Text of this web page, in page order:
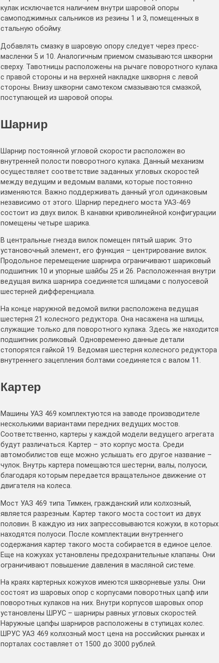
кулак исключается наличием внутри шаровой опоры
самоподжимных сальников из резины 1 и 3, помещенных в
стальную обойму.
Добавлять смазку в шаровую опору следует через пресс-
масленки 5 и 10. Аналогичным приемом смазываются шкворни
сверху. Тавотницы расположены на рычаге поворотного кулака
с правой стороны и на верхней накладке шкворня с левой
стороны. Внизу шкворни самотеком смазываются смазкой,
поступающей из шаровой опоры.
Шарнир
Шарнир постоянной угловой скорости расположен во
внутренней полости поворотного кулака. Данный механизм
осуществляет соответствие заданных угловых скоростей
между ведущим и ведомым валами, которые постоянно
изменяются. Важно поддерживать данный угол одинаковым
независимо от этого. Шарнир переднего моста УАЗ-469
состоит из двух вилок. В канавки криволинейной конфигурации
помещены четыре шарика.
В центральные гнезда вилок помещен пятый шарик. Это
установочный элемент, его функция – центрирование вилок.
Продольное перемещение шарнира ограничивают шариковый
подшипник 10 и упорные шайбы 25 и 26. Расположенная внутри
ведущая вилка шарнира соединяется шлицами с полуосевой
шестерней дифференциала.
На конце наружной ведомой вилки расположена ведущая
шестерня 21 колесного редуктора. Она насажена на шлицы,
служащие только для поворотного кулака. Здесь же находится
подшипник роликовый. Одновременно данные детали
стопорятся гайкой 19. Ведомая шестерня колесного редуктора
внутреннего зацепления болтами соединяется с валом 11.
Картер
Машины УАЗ 469 комплектуются на заводе производителе
несколькими вариантами передних ведущих мостов.
Соответственно, картеры у каждой модели ведущего агрегата
будут различаться. Картер – это корпус моста. Среди
автомобилистов еще можно услышать его другое название –
чулок. Внутрь картера помещаются шестерни, валы, полуоси,
благодаря которым передается вращательное движение от
двигателя на колеса.
Мост УАЗ 469 типа Тимкен, гражданский или колхозный,
является разрезным. Картер такого моста состоит из двух
половин. В каждую из них запрессовываются кожухи, в которых
находятся полуоси. После комплектации внутреннего
содержания картер такого моста собирается в единое целое.
Еще на кожухах установлены предохранительные клапаны. Они
ограничивают повышение давления в масляной системе.
На краях картерных кожухов имеются шкворневые узлы. Они
состоят из шаровых опор с корпусами поворотных цапф или
поворотных кулаков на них. Внутри корпусов шаровых опор
установлены ШРУС – шарниры равных угловых скоростей.
Наружные цапфы шарниров расположены в ступицах колес.
ШРУС УАЗ 469 колхозный мост цена на российских рынках и
порталах составляет от 1500 до 3000 рублей.